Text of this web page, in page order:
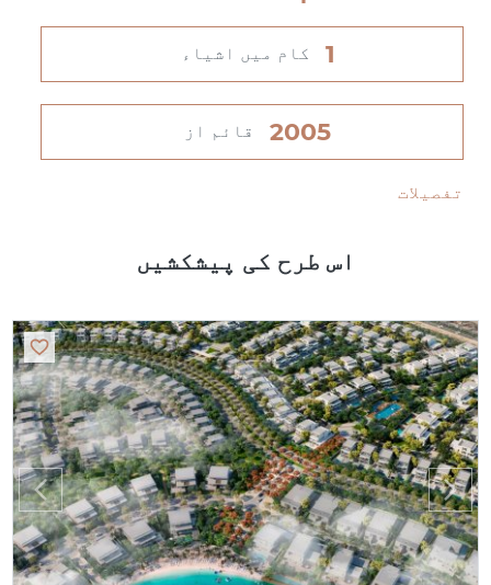
1 کام میں اشیاء
2005 قائم از
تفصیلات
اس طرح کی پیشکشیں